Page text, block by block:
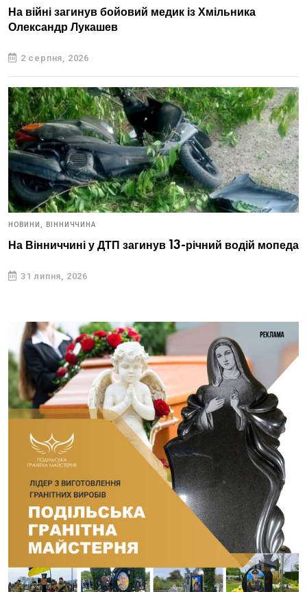
На війні загинув бойовий медик із Хмільника
Олександр Лукашев
2 серпня, 2026
НОВИНИ, ВІННИЧЧИНА
На Вінниччині у ДТП загинув 13-річний водій мопеда
31 липня, 2026